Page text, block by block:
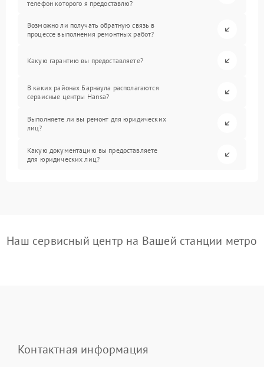
телефон которого я предоставлю?
Возможно ли получать обратную связь в
процессе выполнения ремонтных работ?
Какую гарантию вы предоставляете?
В каких районах Барнаула располагаются
сервисные центры Hansa?
Выполняете ли вы ремонт для юридических
лиц?
Какую документацию вы предоставляете
для юридических лиц?
Наш сервисный центр на Вашей станции метро
Контактная информация